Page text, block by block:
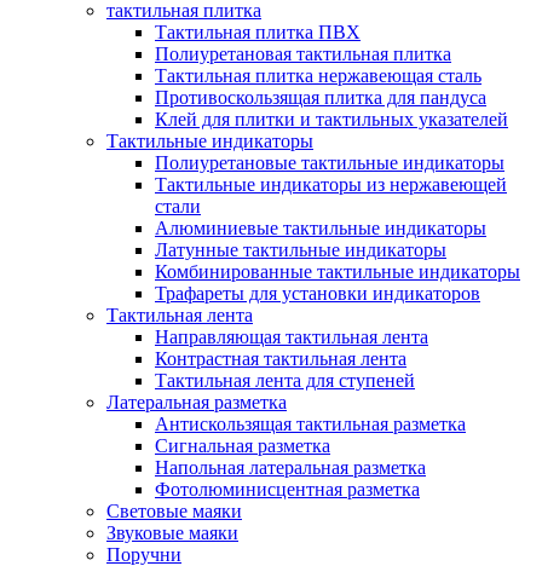
тактильная плитка
Тактильная плитка ПВХ
Полиуретановая тактильная плитка
Тактильная плитка нержавеющая сталь
Противоскользящая плитка для пандуса
Клей для плитки и тактильных указателей
Тактильные индикаторы
Полиуретановые тактильные индикаторы
Тактильные индикаторы из нержавеющей
стали
Алюминиевые тактильные индикаторы
Латунные тактильные индикаторы
Комбинированные тактильные индикаторы
Трафареты для установки индикаторов
Тактильная лента
Направляющая тактильная лента
Контрастная тактильная лента
Тактильная лента для ступеней
Латеральная разметка
Антискользящая тактильная разметка
Сигнальная разметка
Напольная латеральная разметка
Фотолюминисцентная разметка
Световые маяки
Звуковые маяки
Поручни